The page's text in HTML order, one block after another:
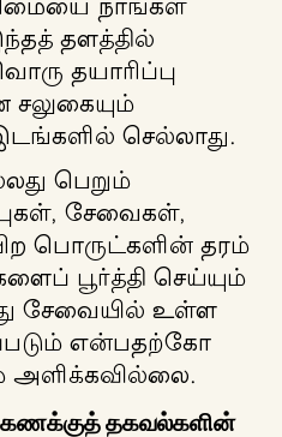
நாங்கள்
தளத்தில்
தயாரிப்பு
செல்லாது.
பெறும்
சேவைகள்,
பொருட்களின் தரம்
பூர்த்தி செய்யும்
சேவையில் உள்ள
என்பதற்கோ
அளிக்கவில்லை.
கணக்குத் தகவல்களின்